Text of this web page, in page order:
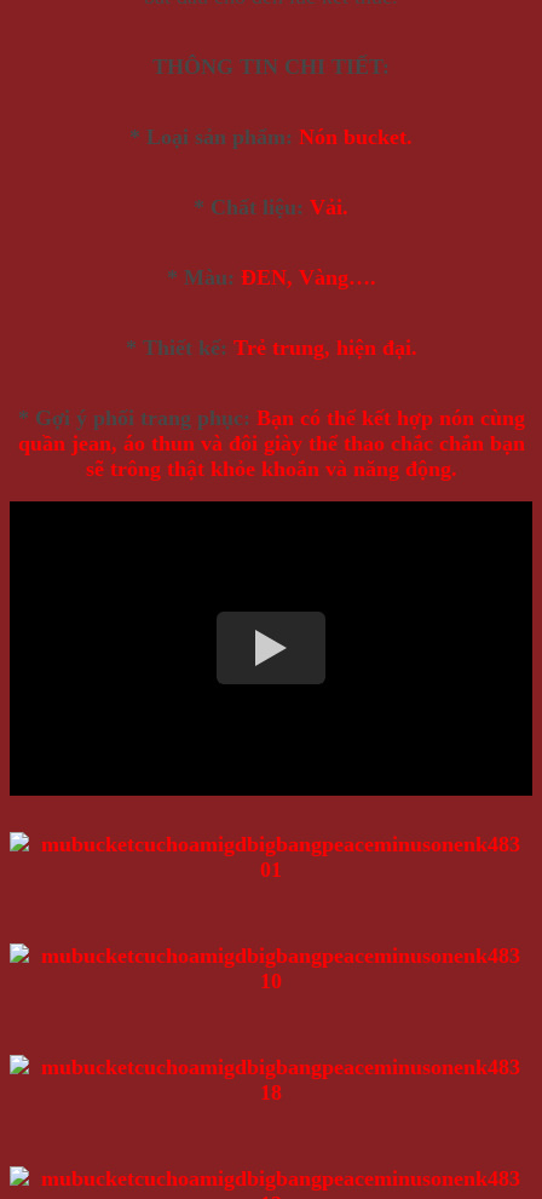
THÔNG TIN CHI TIẾT:
* Loại sản phẩm: Nón bucket.
* Chất liệu: Vải.
* Màu: ĐEN, Vàng….
* Thiết kế: Trẻ trung, hiện đại.
* Gợi ý phối trang phục: Bạn có thể kết hợp nón cùng
quần jean, áo thun và đôi giày thể thao chắc chắn bạn
sẽ trông thật khỏe khoắn và năng động.